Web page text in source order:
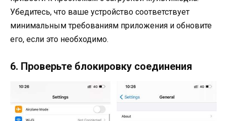
Убедитесь, что ваше устройство соответствует
минимальным требованиям приложения и обновите
его, если это необходимо.
6. Проверьте блокировку соединения